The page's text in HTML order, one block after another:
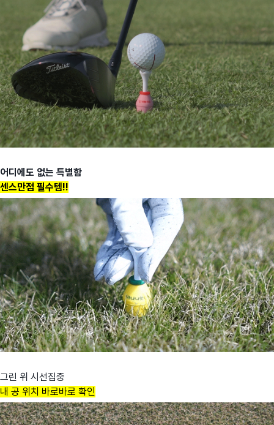
어디에도 없는 특별함
센스만점 필수템!!
그린 위 시선집중
내 공 위치 바로바로 확인